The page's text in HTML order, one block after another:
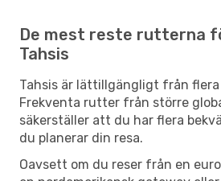
De mest reste rutterna
Tahsis
Tahsis är lättillgängligt från
Frekventa rutter från större
säkerställer att du har flera
du planerar din resa.
Oavsett om du reser från en